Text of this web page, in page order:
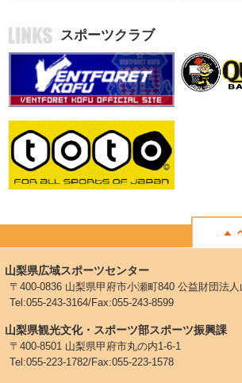
スポーツクラブ
山梨県広域スポーツセンター
〒400-0836 山梨県甲府市小瀬町840 公益財団法
Tel:055-243-3164/Fax:055-243-8599
山梨県観光文化・スポーツ部スポーツ振興課
〒400-8501 山梨県甲府市丸の内1-6-1
Tel:055-223-1782/Fax:055-223-1578